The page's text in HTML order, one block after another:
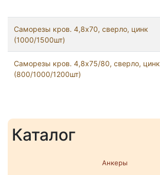
Каталог
Анкеры
Саморезы кров. 4,8x70, сверло, цинк
(1000/1500шт)
Саморезы кров. 4,8x75/80, сверло, цинк
(800/1000/1200шт)